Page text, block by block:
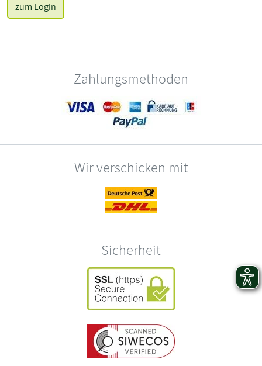
zum Login
Zahlungsmethoden
Wir verschicken mit
Sicherheit